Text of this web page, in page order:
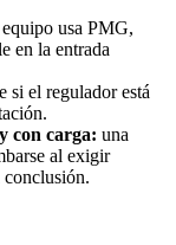
usa PMG,
en la entrada
si el regulador está
con carga: una
al exigir